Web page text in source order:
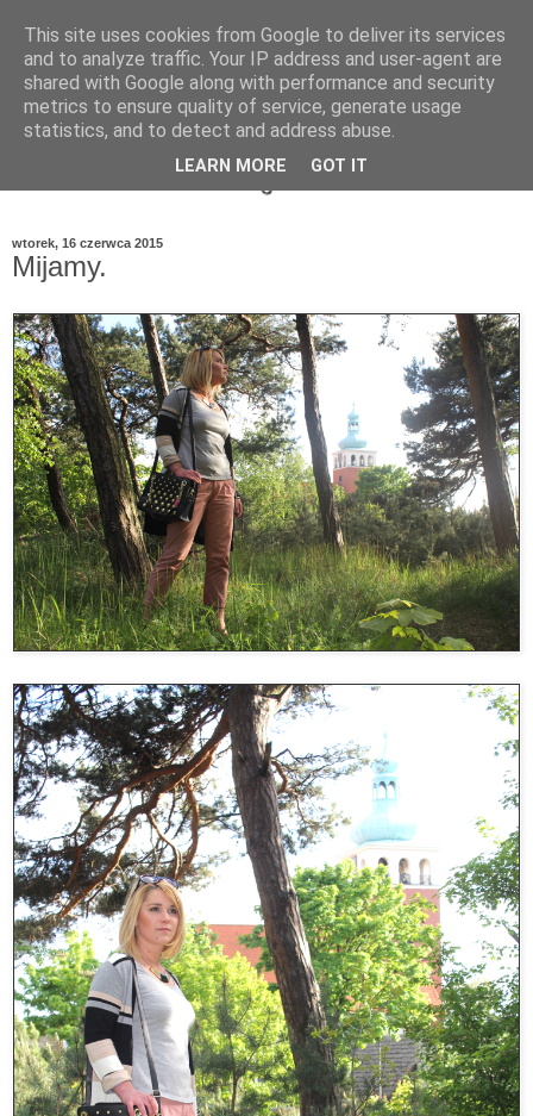
wtorek, 16 czerwca 2015
Mijamy.
This site uses cookies from Google to deliver its services
and to analyze traffic. Your IP address and user-agent are
shared with Google along with performance and security
metrics to ensure quality of service, generate usage
statistics, and to detect and address abuse.
LEARN MORE GOT IT